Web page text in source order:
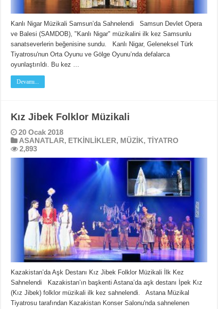
Kanlı Nigar Müzikali Samsun’da Sahnelendi Samsun Devlet Opera
ve Balesi (SAMDOB), "Kanlı Nigar" müzikalini ilk kez Samsunlu
sanatseverlerin beğenisine sundu. Kanlı Nigar, Geleneksel Türk
Tiyatrosu'nun Orta Oyunu ve Gölge Oyunu’nda defalarca
oyunlaştırıldı. Bu kez …
Devamı...
Kız Jibek Folklor Müzikali
20 Ocak 2018
ASANATLAR, ETKİNLİKLER, MÜZİK,TİYATRO
2,893
Kazakistan’da Aşk Destanı Kız Jibek Folklor Müzikali İlk Kez
Sahnelendi Kazakistan’ın başkenti Astana’da aşk destanı İpek Kız
(Kız Jibek) folklor müzikali ilk kez sahnelendi. Astana Müzikal
Tiyatrosu tarafından Kazakistan Konser Salonu'nda sahnelenen